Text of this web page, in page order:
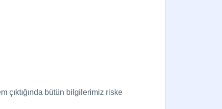
çıktığında bütün bilgilerimiz riske